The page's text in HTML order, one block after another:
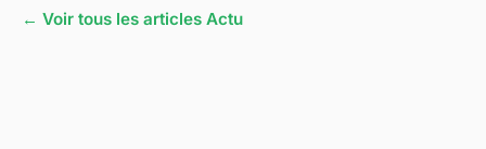
← Voir tous les articles Actu